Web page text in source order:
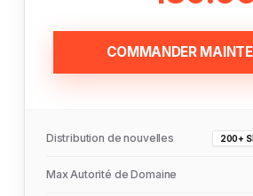
COMMANDER
Distribution de nouvelles 200+
Max Autorité de Domaine